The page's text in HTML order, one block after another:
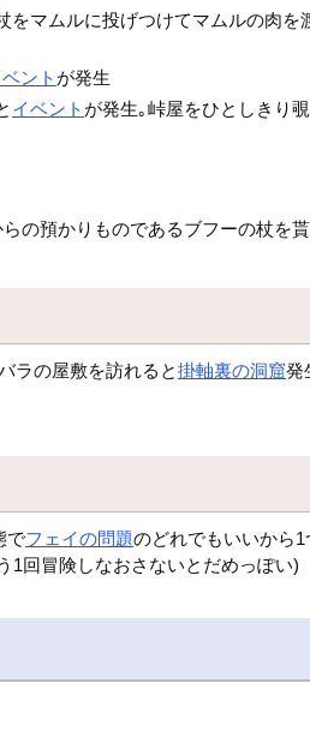
をマムルに投げつけてマムルの肉
ント が発生
イベント が発生｡峠屋をひとしきり
の預かりものであるブフーの杖を
ラの屋敷を訪れると掛軸裏の洞窟発
でフェイの問題のどれでもいいから1
1回冒険しなおさないとだめっぽい)